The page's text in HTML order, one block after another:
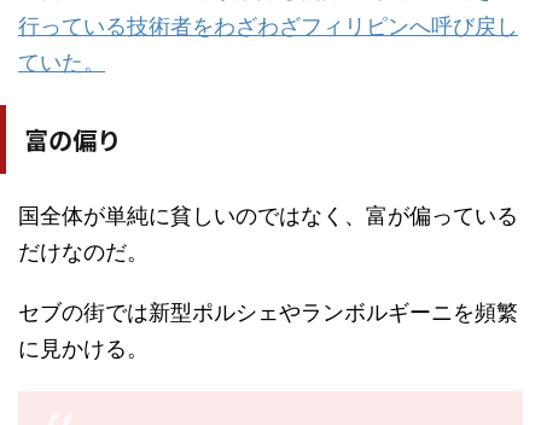
行っている技術者をわざわざフィリピンへ呼び戻し
ていた。
富の偏り
国全体が単純に貧しいのではなく、富が偏っている
だけなのだ。
セブの街では新型ポルシェやランボルギーニを頻繁
に見かける。